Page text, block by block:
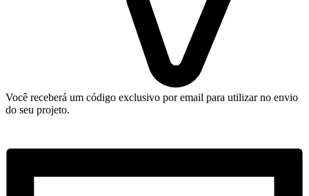
Você receberá um código exclusivo por email para utilizar no envio
do seu projeto.